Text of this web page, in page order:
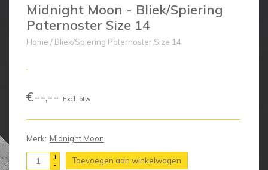
Midnight Moon - Bliek/Spiering
Paternoster Size 14
Home / Bliek/Spiering Paternoster Size 14
€--,-- Excl. btw
Merk: Midnight Moon
+
-
Toevoegen aan winkelwagen